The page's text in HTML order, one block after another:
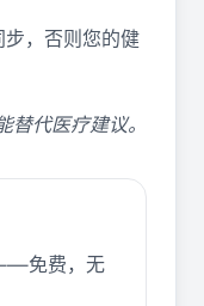
步，否则您的健
代医疗建议。
免费，无